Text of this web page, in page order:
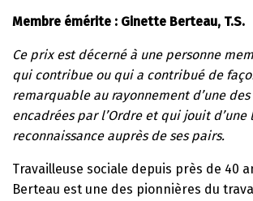
Membre émérite : Ginette Berteau, T.S.
Ce prix est décerné à une personne
qui contribue ou qui a contribué de
remarquable au rayonnement d’une
encadrées par l’Ordre et qui jouit d’une
reconnaissance auprès de ses pairs.
Travailleuse sociale depuis près de 40
Berteau est une des pionnières du